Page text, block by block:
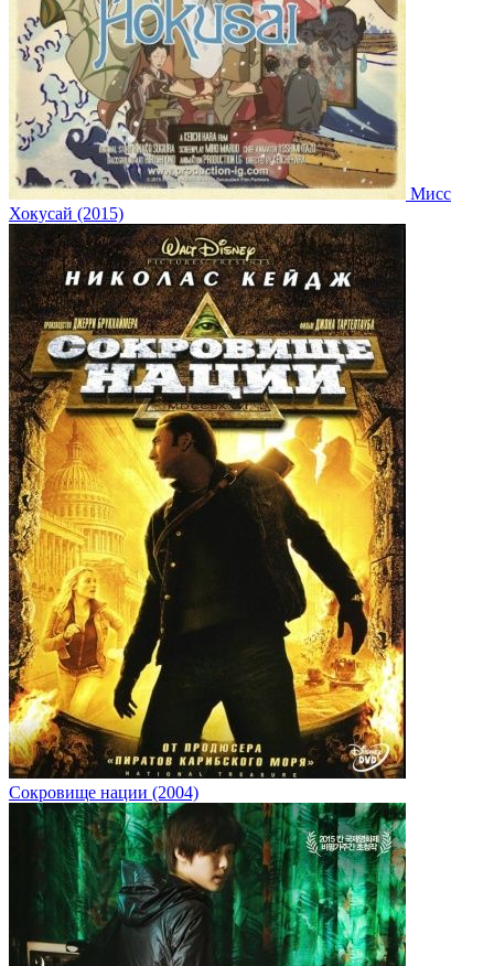
Мисс
Хокусай (2015)
Сокровище нации (2004)